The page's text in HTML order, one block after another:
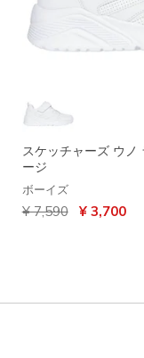
スケッチャーズ ウノ
ージ
ボーイズ
からの値引き
¥ 7,590から
¥ 3,700